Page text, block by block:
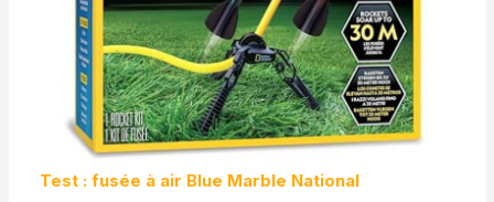
Test : fusée à air Blue Marble National